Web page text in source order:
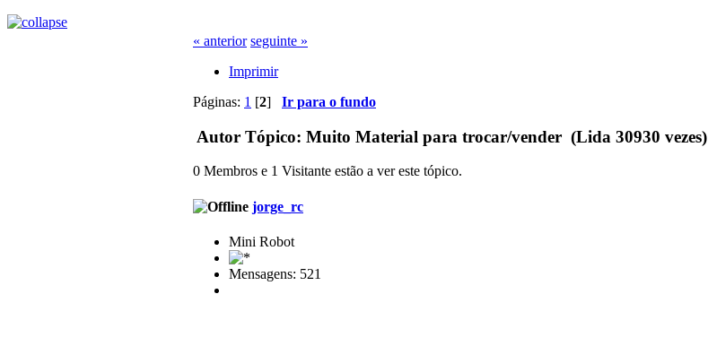
« anterior seguinte »
Imprimir
Páginas: 1 [2] Ir para o fundo
Autor Tópico: Muito Material para trocar/vender (Lida 30930 vezes)
0 Membros e 1 Visitante estão a ver este tópico.
jorge_rc
Mini Robot
Mensagens: 521